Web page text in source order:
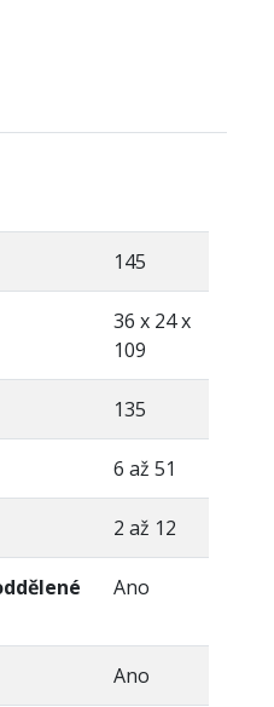
145
36 x 24 x
109
135
6 až 51
2 až 12
Ano
Ano